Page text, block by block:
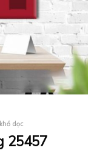
dọc
25457